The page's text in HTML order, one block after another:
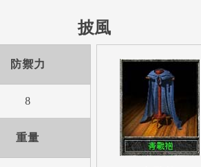
披風
防禦力
8
重量